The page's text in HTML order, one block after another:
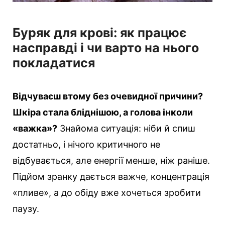
Буряк для крові: як працює
насправді і чи варто на нього
покладатися
Відчуваєш втому без очевидної причини?
Шкіра стала бліднішою, а голова інколи
«важка»? Знайома ситуація: ніби й спиш
достатньо, і нічого критичного не
відбувається, але енергії менше, ніж раніше.
Підйом зранку дається важче, концентрація
«пливе», а до обіду вже хочеться зробити
паузу.